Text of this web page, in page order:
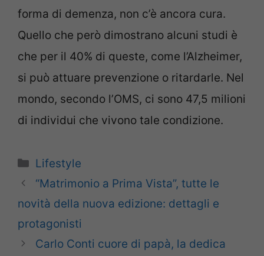
forma di demenza, non c’è ancora cura.
Quello che però dimostrano alcuni studi è
che per il 40% di queste, come l’Alzheimer,
si può attuare prevenzione o ritardarle. Nel
mondo, secondo l’OMS, ci sono 47,5 milioni
di individui che vivono tale condizione.
Categorie
Lifestyle
“Matrimonio a Prima Vista”, tutte le
novità della nuova edizione: dettagli e
protagonisti
Carlo Conti cuore di papà, la dedica